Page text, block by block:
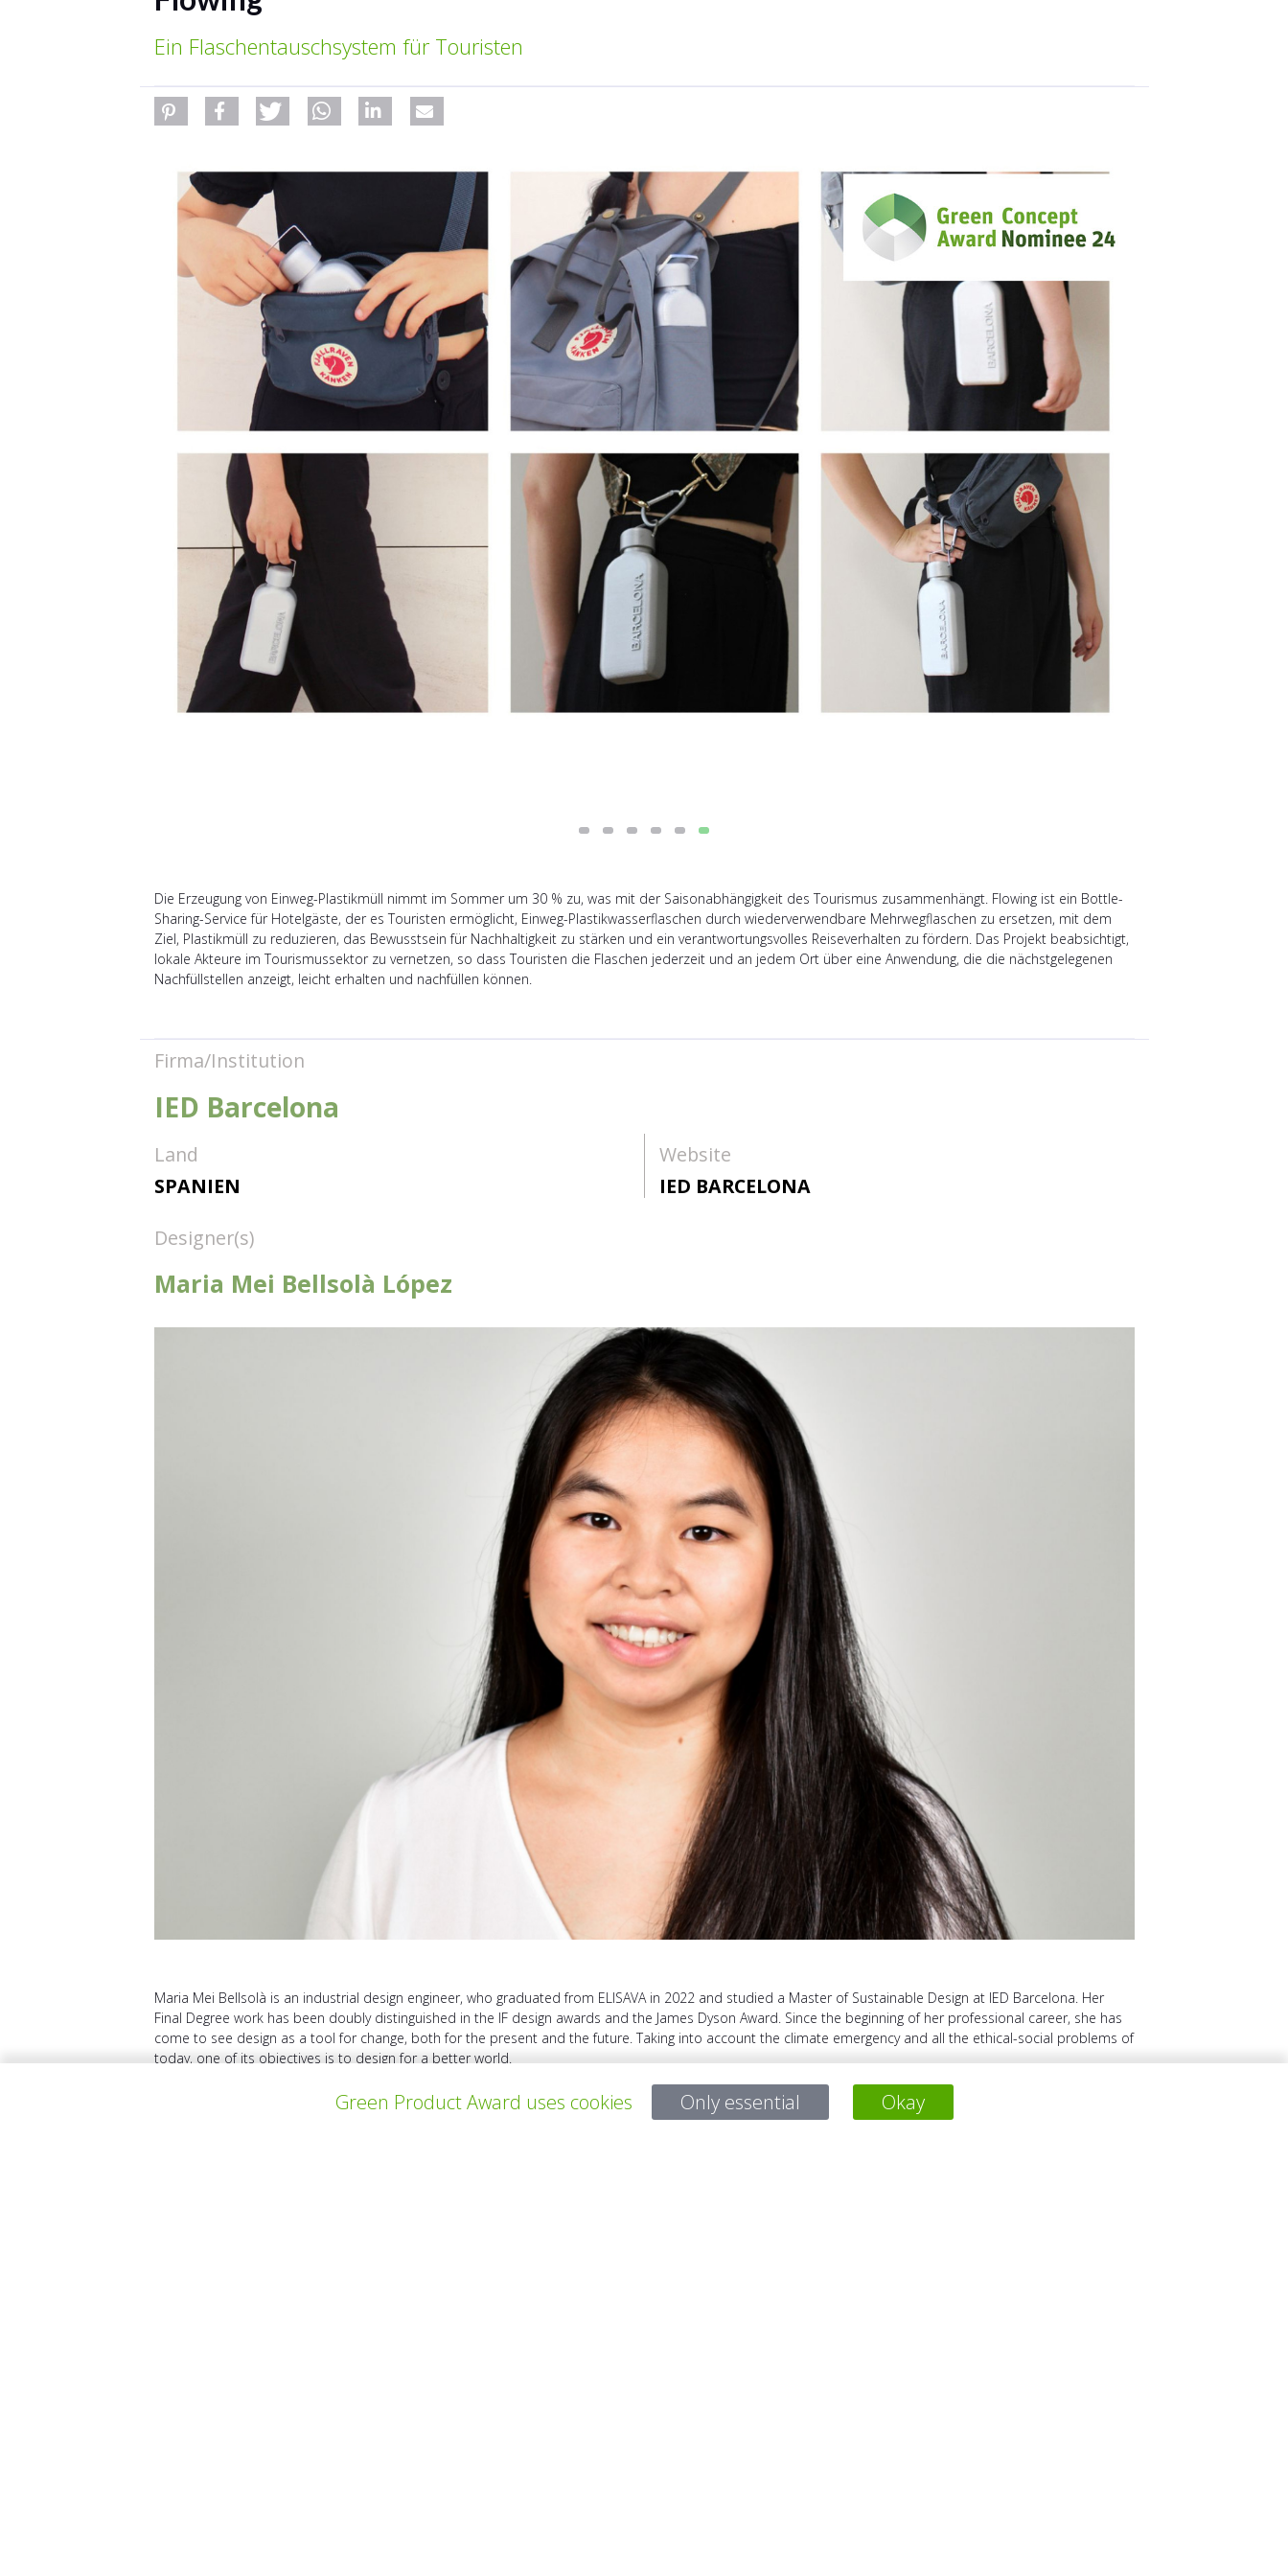
Ein Flaschentauschsystem für Touristen
Die Erzeugung von Einweg-Plastikmüll nimmt im Sommer um 30 % zu, was mit der Saisonabhängigkeit des Tourismus zusammenhängt. Flowing ist ein Bottle-
Sharing-Service für Hotelgäste, der es Touristen ermöglicht, Einweg-Plastikwasserflaschen durch wiederverwendbare Mehrwegflaschen zu ersetzen, mit dem
Ziel, Plastikmüll zu reduzieren, das Bewusstsein für Nachhaltigkeit zu stärken und ein verantwortungsvolles Reiseverhalten zu fördern. Das Projekt beabsichtigt,
lokale Akteure im Tourismussektor zu vernetzen, so dass Touristen die Flaschen jederzeit und an jedem Ort über eine Anwendung, die die nächstgelegenen
Nachfüllstellen anzeigt, leicht erhalten und nachfüllen können.
Firma/Institution
IED Barcelona
Land
SPANIEN
Website
IED BARCELONA
Designer(s)
Maria Mei Bellsolà López
Maria Mei Bellsolà is an industrial design engineer, who graduated from ELISAVA in 2022 and studied a Master of Sustainable Design at IED Barcelona. Her
Final Degree work has been doubly distinguished in the IF design awards and the James Dyson Award. Since the beginning of her professional career, she has
come to see design as a tool for change, both for the present and the future. Taking into account the climate emergency and all the ethical-social problems of
today, one of its objectives is to design for a better world.
Green Product Award uses cookies Only essential Okay